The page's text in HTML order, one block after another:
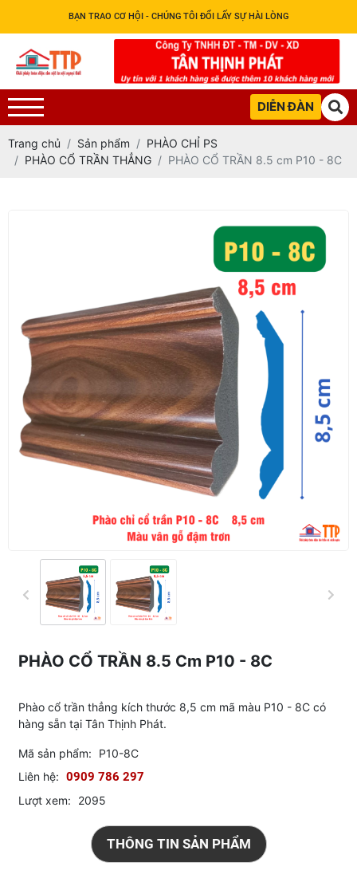
BẠN TRAO CƠ HỘI - CHÚNG TÔI ĐỔI LẤY SỰ HÀI LÒNG
DIỄN ĐÀN
Trang chủ Sản phẩm
PHÀO CHỈ PS
PHÀO CỔ TRẦN THẲNG
PHÀO CỔ TRẦN 8.5 cm P10 - 8C
PHÀO CỔ TRẦN 8.5 Cm P10 - 8C
Phào cổ trần thẳng kích thước 8,5 cm mã màu P10 - 8C có
hàng sẵn tại Tân Thịnh Phát.
Mã sản phẩm:
P10-8C
Liên hệ: 0909 786 297
Lượt xem: 2095
THÔNG TIN SẢN PHẨM